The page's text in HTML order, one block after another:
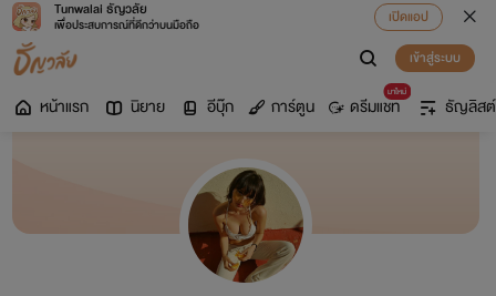
Tunwalai ธัญวลัย
เพื่อประสบการณ์ที่ดีกว่าบนมือถือ
เปิดแอป
เข้าสู่ระบบ
หน้าแรก นิยาย อีบุ๊ก การ์ตูน
มาใหม่
ดรีมแชท ธัญลิสต์